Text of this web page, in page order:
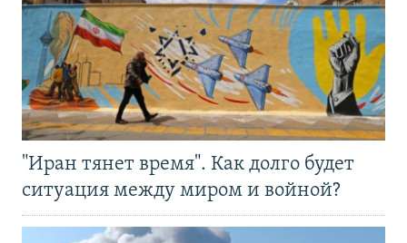
"Иран тянет время". Как долго будет
ситуация между миром и войной?